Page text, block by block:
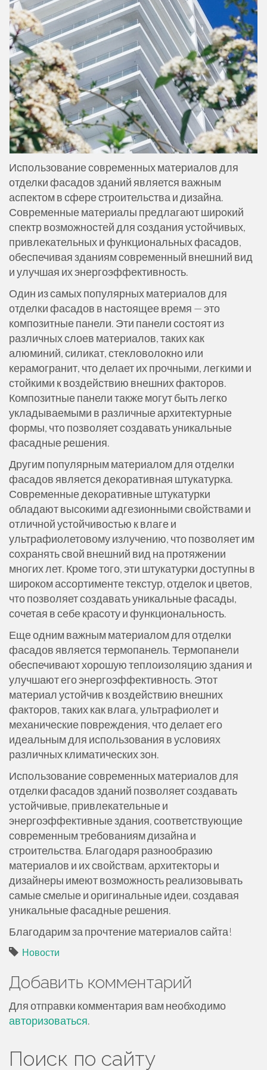
Использование современных материалов для
отделки фасадов зданий является важным
аспектом в сфере строительства и дизайна.
Современные материалы предлагают широкий
спектр возможностей для создания устойчивых,
привлекательных и функциональных фасадов,
обеспечивая зданиям современный внешний вид
и улучшая их энергоэффективность.
Один из самых популярных материалов для
отделки фасадов в настоящее время — это
композитные панели. Эти панели состоят из
различных слоев материалов, таких как
алюминий, силикат, стекловолокно или
керамогранит, что делает их прочными, легкими и
стойкими к воздействию внешних факторов.
Композитные панели также могут быть легко
укладываемыми в различные архитектурные
формы, что позволяет создавать уникальные
фасадные решения.
Другим популярным материалом для отделки
фасадов является декоративная штукатурка.
Современные декоративные штукатурки
обладают высокими адгезионными свойствами и
отличной устойчивостью к влаге и
ультрафиолетовому излучению, что позволяет им
сохранять свой внешний вид на протяжении
многих лет. Кроме того, эти штукатурки доступны в
широком ассортименте текстур, отделок и цветов,
что позволяет создавать уникальные фасады,
сочетая в себе красоту и функциональность.
Еще одним важным материалом для отделки
фасадов является термопанель. Термопанели
обеспечивают хорошую теплоизоляцию здания и
улучшают его энергоэффективность. Этот
материал устойчив к воздействию внешних
факторов, таких как влага, ультрафиолет и
механические повреждения, что делает его
идеальным для использования в условиях
различных климатических зон.
Использование современных материалов для
отделки фасадов зданий позволяет создавать
устойчивые, привлекательные и
энергоэффективные здания, соответствующие
современным требованиям дизайна и
строительства. Благодаря разнообразию
материалов и их свойствам, архитекторы и
дизайнеры имеют возможность реализовывать
самые смелые и оригинальные идеи, создавая
уникальные фасадные решения.
Благодарим за прочтение материалов сайта!
Новости
Добавить комментарий
Для отправки комментария вам необходимо
авторизоваться.
Поиск по сайту